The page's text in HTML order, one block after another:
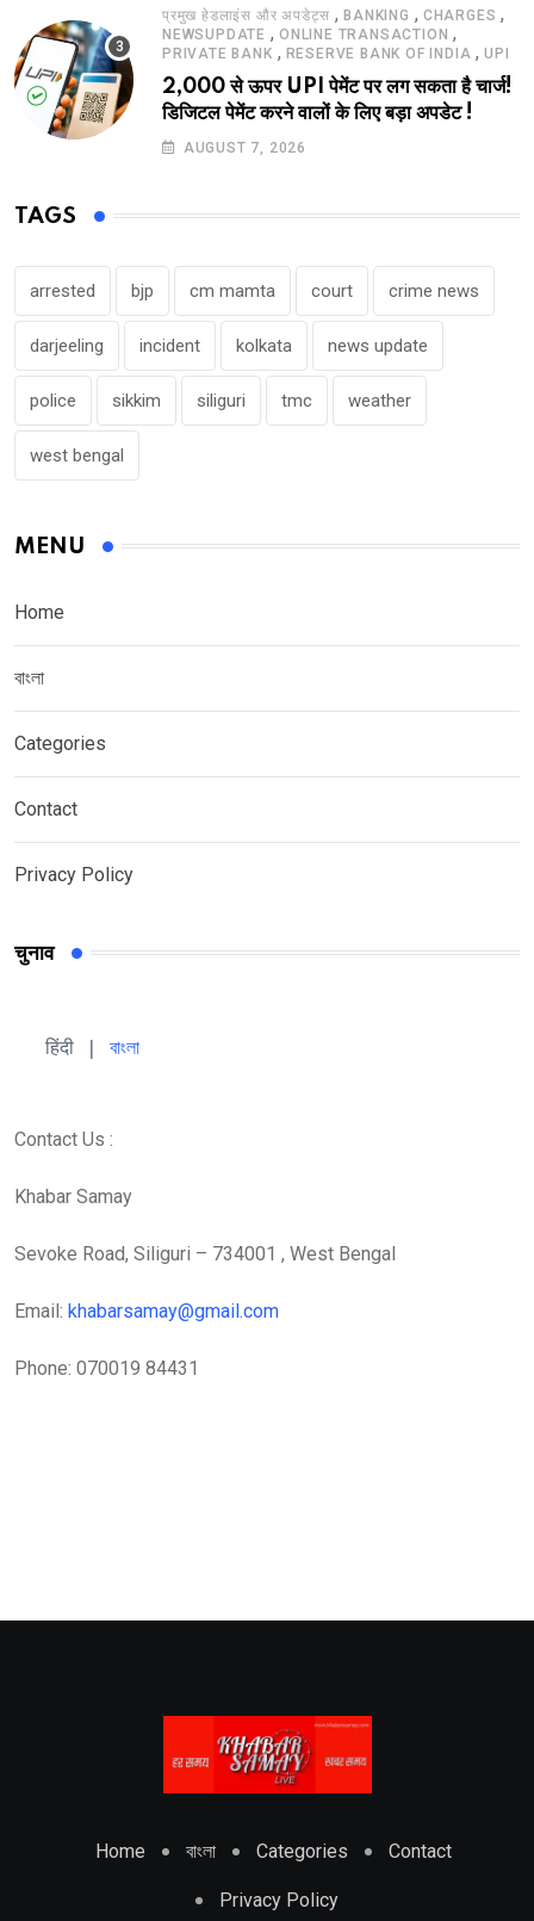
प्रमुख हेडलाइंस और अपडेट्स ,BANKING , CHARGES ,
NEWSUPDATE , ONLINE TRANSACTION ,
PRIVATE BANK , RESERVE BANK OF INDIA ,UPI
2,000 से ऊपर UPI पेमेंट पर लग सकता है चार्ज!
डिजिटल पेमेंट करने वालों के लिए बड़ा अपडेट !
AUGUST 7, 2026
TAGS
arrested bjp cm mamta court crime news
darjeeling incident kolkata news update
police sikkim siliguri tmc weather
west bengal
MENU
Home
বাংলা
Categories
Contact
Privacy Policy
चुनाव
हिंदी বাংলা
Contact Us :
Khabar Samay
Sevoke Road, Siliguri – 734001 , West Bengal
Email: khabarsamay@gmail.com
Phone: 070019 84431
Home বাংলা Categories Contact
Privacy Policy